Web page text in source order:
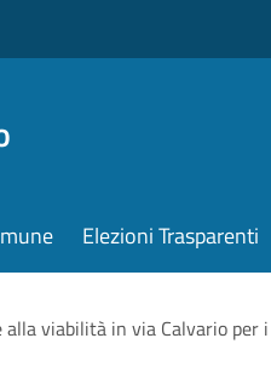
Elezioni Trasparenti
alla viabilità in via Calvario